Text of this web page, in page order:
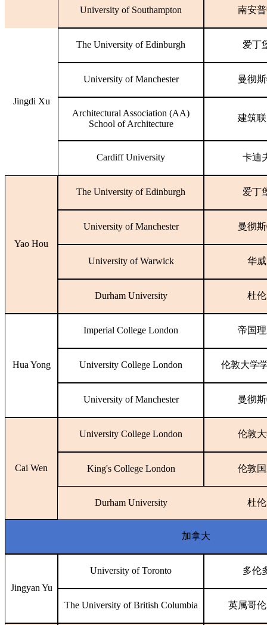
University of Southampton 南安
Jingdi Xu
The University of Edinburgh 爱丁
University of Manchester 曼彻
Architectural Association (AA)
School of Architecture
建筑
Cardiff University 卡迪
Yao Hou
The University of Edinburgh 爱丁
University of Manchester 曼彻
University of Warwick 华
Durham University 杜
Hua Yong
Imperial College London 帝国
University College London 伦敦大学
University of Manchester 曼彻
Cai Wen
University College London 伦敦
King's College London 伦敦
Durham University 杜
加拿大
Jingyan Yu
University of Toronto 多伦
The University of British Columbia 英属哥